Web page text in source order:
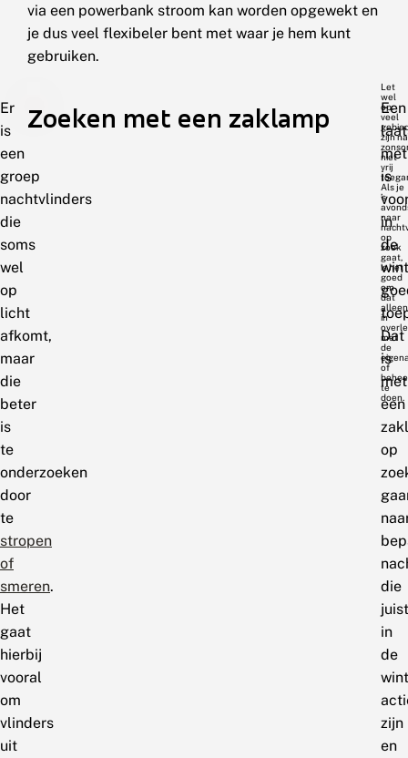
via een powerbank stroom kan worden opgewekt en
je dus veel flexibeler bent met waar je hem kunt
gebruiken.
Er
is
een
groep
nachtvlinders
die
soms
wel
op
licht
afkomt,
maar
die
beter
is
te
onderzoeken
door
te
stropen
of
smeren.
Het
gaat
hierbij
vooral
om
vlinders
uit
Zoeken met een zaklamp
Een
is
in
de
Dat
is
met
een
op
die
juist
in
de
zijn
en
Let
wel
op:
veel
zijn na
niet
vrij
Als je
’s
naar
op
zoek
gaat,
is het
goed
om
dat
alleen
in
met
de
of
te
doen.